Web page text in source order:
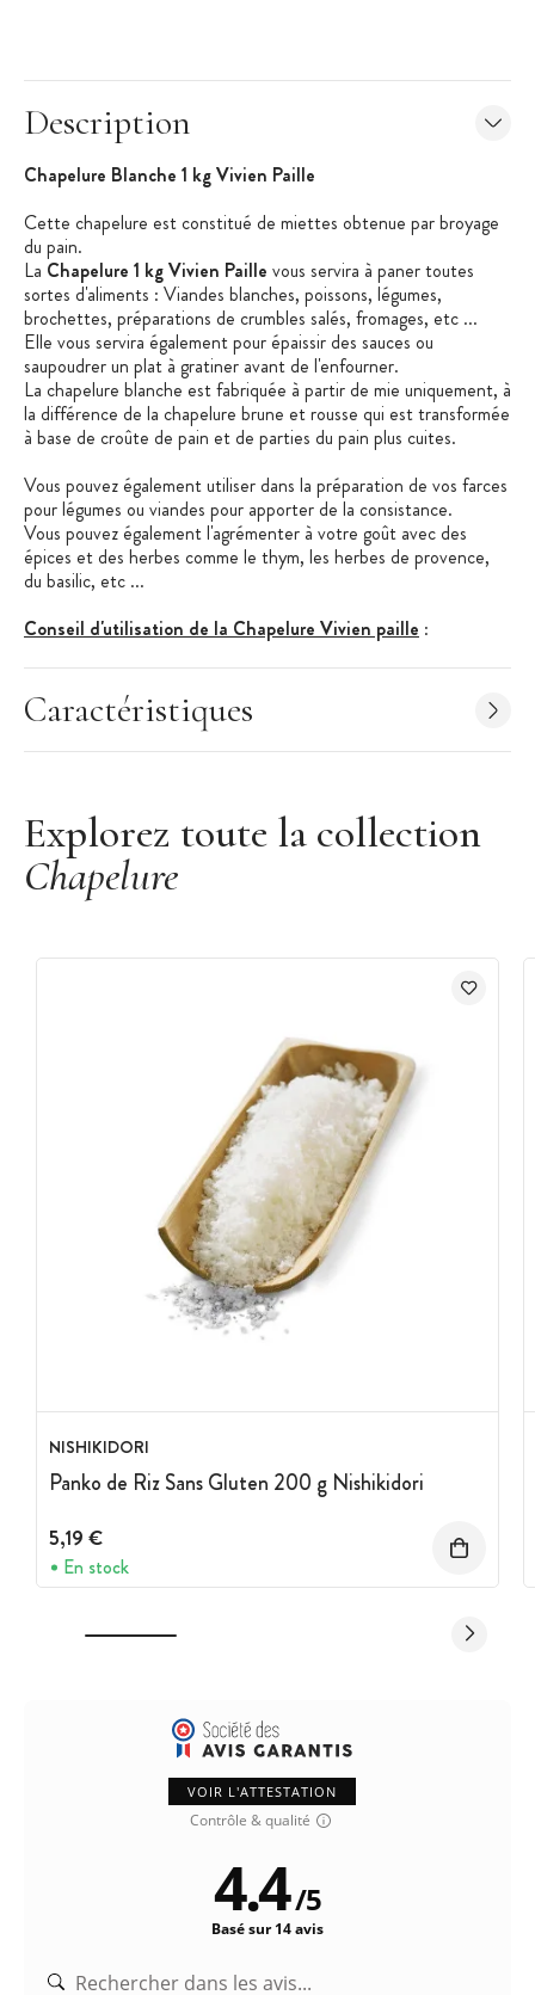
Description
Chapelure Blanche 1 kg Vivien Paille
Cette chapelure est constitué de miettes obtenue par broyage
du pain.
La Chapelure 1 kg Vivien Paille vous servira à paner toutes
sortes d'aliments : Viandes blanches, poissons, légumes,
brochettes, préparations de crumbles salés, fromages, etc ...
Elle vous servira également pour épaissir des sauces ou
saupoudrer un plat à gratiner avant de l'enfourner.
La chapelure blanche est fabriquée à partir de mie uniquement, à
la différence de la chapelure brune et rousse qui est transformée
à base de croûte de pain et de parties du pain plus cuites.
Vous pouvez également utiliser dans la préparation de vos farces
pour légumes ou viandes pour apporter de la consistance.
Vous pouvez également l'agrémenter à votre goût avec des
épices et des herbes comme le thym, les herbes de provence,
du basilic, etc ...
Conseil d'utilisation de la Chapelure Vivien paille :
Pour paner : tremper l'aliment dans l'oeuf battu et le
rouler ensuite dans la chapelure avant de cuire.
Pour gratiner : saupoudrer la préparation à gratiner avant
de l'enfourner.
chapelure dans 500 g de farce.
Caractéristiques de la Chapelure Vivien Paille
Poids : 1 kg
Durée de conservation : 24 mois
Caractéristiques
Explorez toute la collection
Chapelure
NISHIKIDORI
Panko de Riz Sans Gluten 200 g Nishikidori
5,19 €
En stock
VOIR L'ATTESTATION
Contrôle & qualité
4.4/5
Basé sur 14 avis